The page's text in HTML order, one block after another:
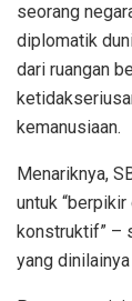
seorang
diplomatik
dari ruangan
kemanusiaan.
Menariknya,
untuk
konstruktif” –
yang